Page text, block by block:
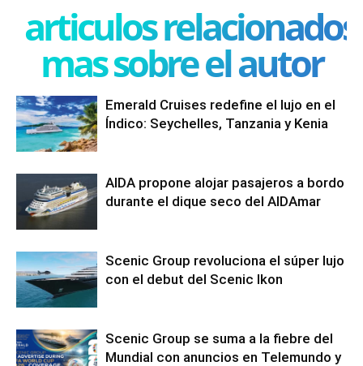
articulos relacionados
mas sobre el autor
Emerald Cruises redefine el lujo en el
Índico: Seychelles, Tanzania y Kenia
AIDA propone alojar pasajeros a bordo
durante el dique seco del AIDAmar
Scenic Group revoluciona el súper lujo
con el debut del Scenic Ikon
Scenic Group se suma a la fiebre del
Mundial con anuncios en Telemundo y